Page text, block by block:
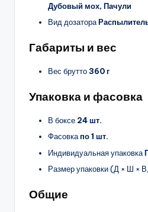
Дубовый мох, Пачули
Вид дозатора
Габариты и вес
Вес брутто360 г
Упаковка и фасовка
В боксе 24 шт.
Фасовкапо 1 шт.
Индивидуальная упаковка
Размер упаковки (Д × Ш ×
Общие